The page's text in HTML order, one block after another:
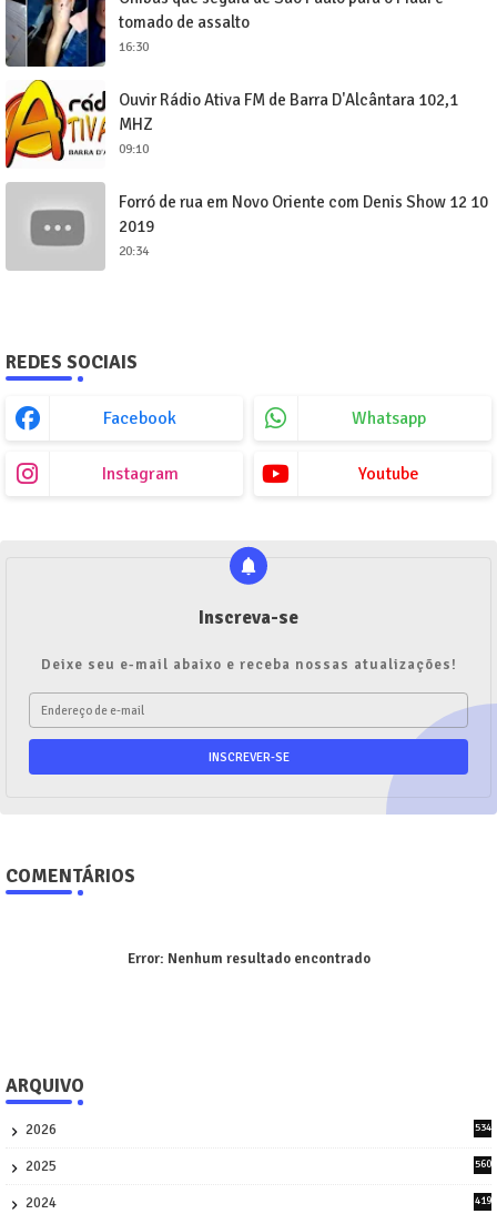
tomado de assalto
16:30
Ouvir Rádio Ativa FM de Barra D'Alcântara 102,1
MHZ
09:10
Forró de rua em Novo Oriente com Denis Show 12 10
2019
20:34
REDES SOCIAIS
Facebook Whatsapp
Instagram Youtube
Inscreva-se
Deixe seu e-mail abaixo e receba nossas atualizações!
COMENTÁRIOS
Error: Nenhum resultado encontrado
ARQUIVO
2026
534
2025
560
2024
419